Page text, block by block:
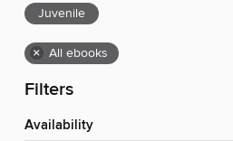
Juvenile
× All ebooks
Filters
Availability